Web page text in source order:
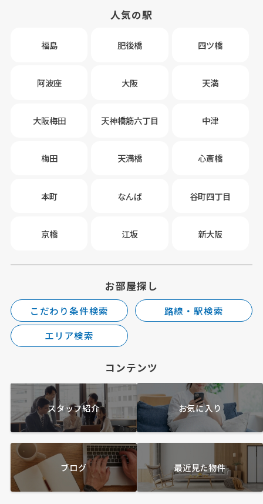
人気の駅
福島 肥後橋 四ツ橋
阿波座 大阪 天満
大阪梅田 天神橋筋六丁目 中津
梅田 天満橋 心斎橋
本町 なんば 谷町四丁目
京橋 江坂 新大阪
お部屋探し
こだわり条件検索
路線・駅検索
エリア検索
コンテンツ
スタッフ紹介 お気に入り
ブログ 最近見た物件